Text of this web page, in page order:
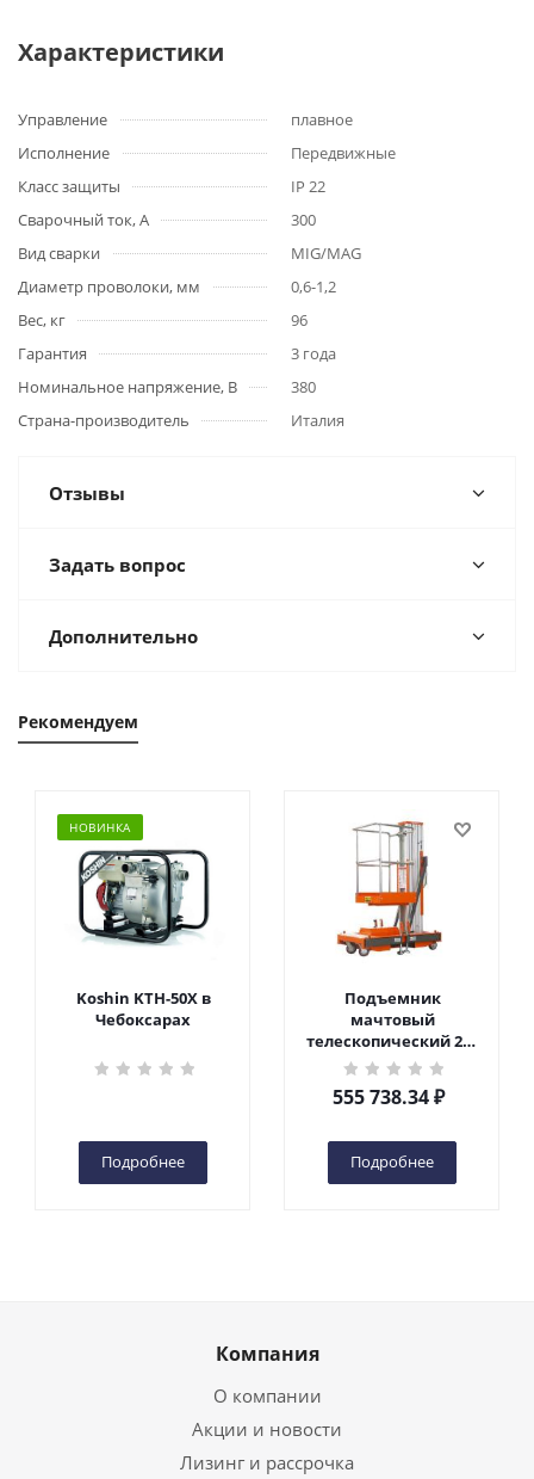
Характеристики
Управление
плавное
Исполнение
Передвижные
Класс защиты
IP 22
Сварочный ток, А
300
Вид сварки
MIG/MAG
Диаметр проволоки, мм
0,6-1,2
Вес, кг
96
Гарантия
3 года
Номинальное напряжение, В
380
Страна-производитель
Италия
Отзывы
Задать вопрос
Дополнительно
Рекомендуем
НОВИНКА
Koshin KTH-50X в
Чебоксарах
Подробнее
Подъемник
мачтовый
телескопический 200
кг 6 м TOR GTWY6-200S
DC 2-мачтовый
(автономный) (G) в
555 738.34₽
Подробнее
Компания
О компании
Акции и новости
Лизинг и рассрочка